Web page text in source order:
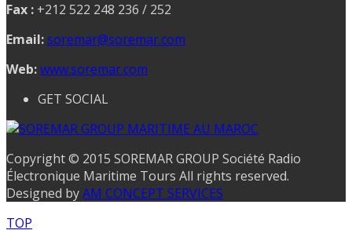
Fax : +212 522 248 236 / 252
Email:soremar@soremar.com
Web:www.soremar.com
GET SOCIAL
Copyright © 2015 SOREMAR GROUP Société Radio
Électronique Maritime Tours All rights reserved.
Designed byAM CONCEPT SERVICES
TOP